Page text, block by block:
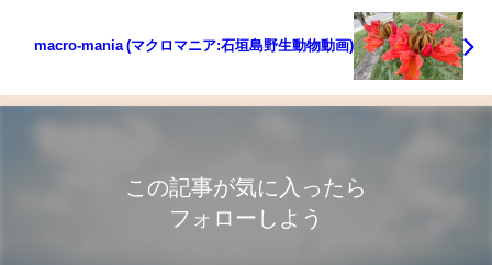
macro-mania (マクロマニア:石垣島野生動物動画)
この記事が気に入ったら
フォローしよう